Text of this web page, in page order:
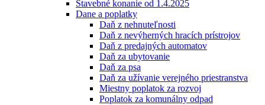
Stavebné konanie od 1.4.2025
Dane a poplatky
Daň z nehnuteľnosti
Daň z nevýherných hracích prístrojov
Daň z predajných automatov
Daň za ubytovanie
Daň za psa
Daň za užívanie verejného priestranstva
Miestny poplatok za rozvoj
Poplatok za komunálny odpad